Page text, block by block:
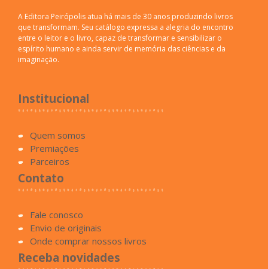
A Editora Peirópolis atua há mais de 30 anos produzindo livros
que transformam. Seu catálogo expressa a alegria do encontro
entre o leitor e o livro, capaz de transformar e sensibilizar o
espírito humano e ainda servir de memória das ciências e da
imaginação.
Institucional
Quem somos
Premiações
Parceiros
Contato
Fale conosco
Envio de originais
Onde comprar nossos livros
Receba novidades